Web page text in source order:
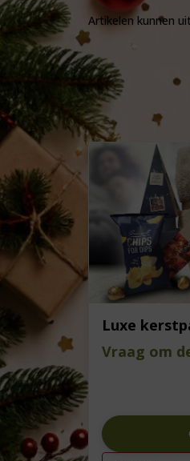
Artikelen kunnen
Luxe
Vraag om